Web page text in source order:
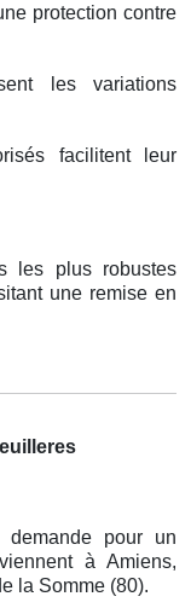
protection contre
les variations
facilitent leur
les plus robustes
une remise en
demande pour un
à Amiens,
la Somme (80).